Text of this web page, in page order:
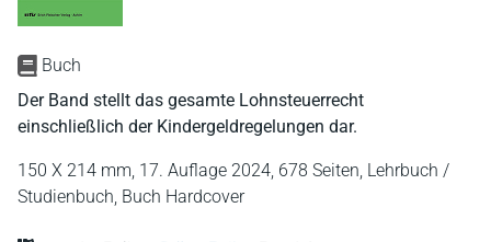
Buch
Der Band stellt das gesamte Lohnsteuerrecht
einschließlich der Kindergeldregelungen dar.
150 X 214 mm, 17. Auflage 2024, 678 Seiten, Lehrbuch /
Studienbuch, Buch Hardcover